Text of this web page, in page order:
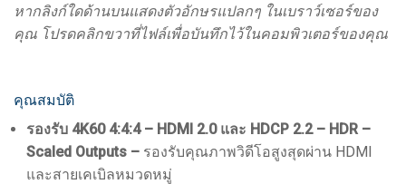
หากลิงก์ใดด้านบนแสดงตัวอักษรแปลกๆ ในเบราว์เซอร์ของ
คุณ โปรดคลิกขวาที่ไฟล์เพื่อบันทึกไว้ในคอมพิวเตอร์ของคุณ
คุณสมบัติ
รองรับ 4K60 4:4:4 – HDMI 2.0 และ HDCP 2.2 – HDR –
Scaled Outputs – รองรับคุณภาพวิดีโอสูงสุดผ่าน HDMI
และสายเคเบิลหมวดหมู่